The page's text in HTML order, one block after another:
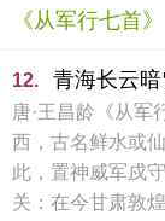
《从军行七首》
12. 青海长云暗
唐·王昌龄《从军
西，古名鲜水或
此，置神威军戍
关：在今甘肃敦